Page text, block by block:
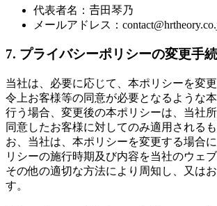
代表者名：𠮷田琴乃
メールアドレス：
7. プライバシーポリシーの変更手続
当社は、必要に応じて、本ポリシーを変
令上お客様等の同意が必要となるような
行う場合、変更後の本ポリシーは、当社
同意したお客様に対してのみ適用される
お、当社は、本ポリシーを変更する場合
リシーの施行時期及び内容を当社のウェ
その他の適切な方法により周知し、又は
す。